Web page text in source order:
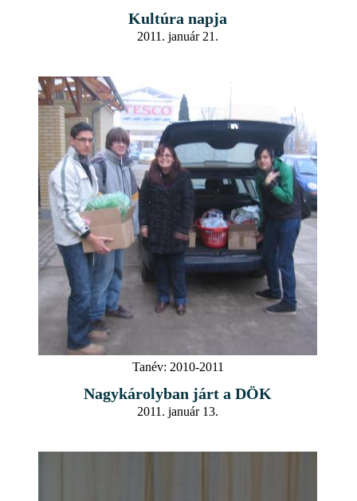
Kultúra napja
2011. január 21.
Tanév: 2010-2011
Nagykárolyban járt a DÖK
2011. január 13.